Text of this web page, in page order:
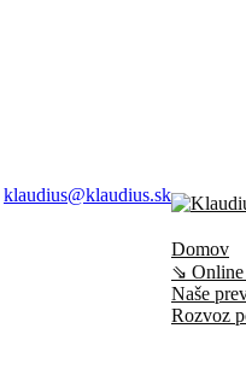
klaudius@klaudius.sk
Domov
⇘
Naše
Rozvoz